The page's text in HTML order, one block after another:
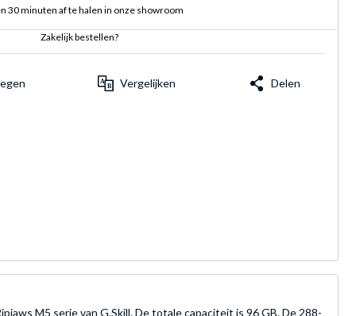
30 minuten af te halen in onze showroom
Zakelijk bestellen?
Vergelijken Delen
M5 serie van G.Skill. De totale capaciteit is 96 GB. De 288-